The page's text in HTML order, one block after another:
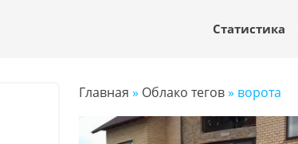
Статистика
Главная » Облако тегов» ворота